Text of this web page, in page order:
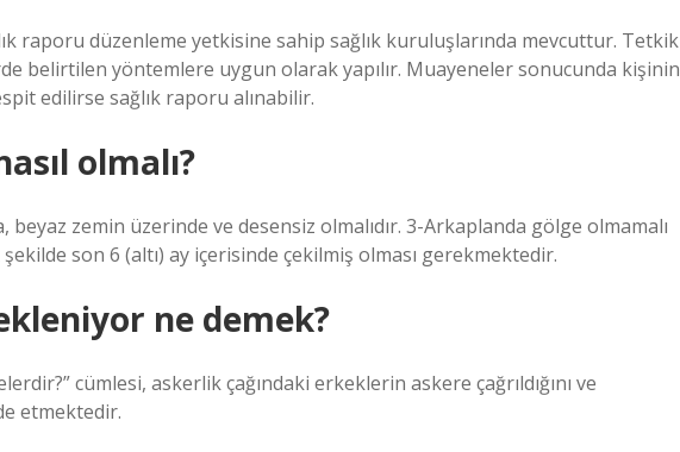
raporu düzenleme yetkisine sahip sağlık kuruluşlarında mevcuttur. Tetkik
belirtilen yöntemlere uygun olarak yapılır. Muayeneler sonucunda kişinin
edilirse sağlık raporu alınabilir.
olmalı?
beyaz zemin üzerinde ve desensiz olmalıdır. 3-Arkaplanda gölge olmamalı
son 6 (altı) ay içerisinde çekilmiş olması gerekmektedir.
ne demek?
cümlesi, askerlik çağındaki erkeklerin askere çağrıldığını ve
etmektedir.